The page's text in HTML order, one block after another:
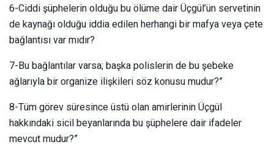
6-Ciddi şüphelerin olduğu bu ölüme dair Üçgül’ün servetinin
de kaynağı olduğu iddia edilen herhangi bir mafya veya çete
bağlantısı var mıdır?
7-Bu bağlantılar varsa; başka polislerin de bu şebeke
ağlarıyla bir organize ilişkileri söz konusu mudur?”
8-Tüm görev süresince üstü olan amirlerinin Üçgül
hakkındaki sicil beyanlarında bu şüphelere dair ifadeler
mevcut mudur?”